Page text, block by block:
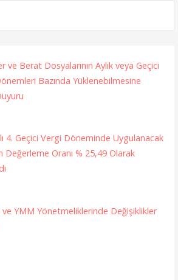
ve Berat Dosyalarının Aylık veya Geçici
Bazında Yüklenebilmesine
4. Geçici Vergi Döneminde Uygulanacak
Değerleme Oranı % 25,49 Olarak
YMM Yönetmeliklerinde Değişiklikler